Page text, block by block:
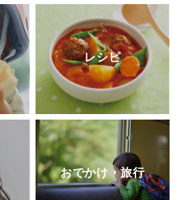
レシピ
おでかけ・旅行